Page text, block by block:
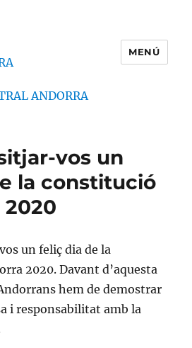
ANDORRA
MENÚ
vos un
la constitució
2020